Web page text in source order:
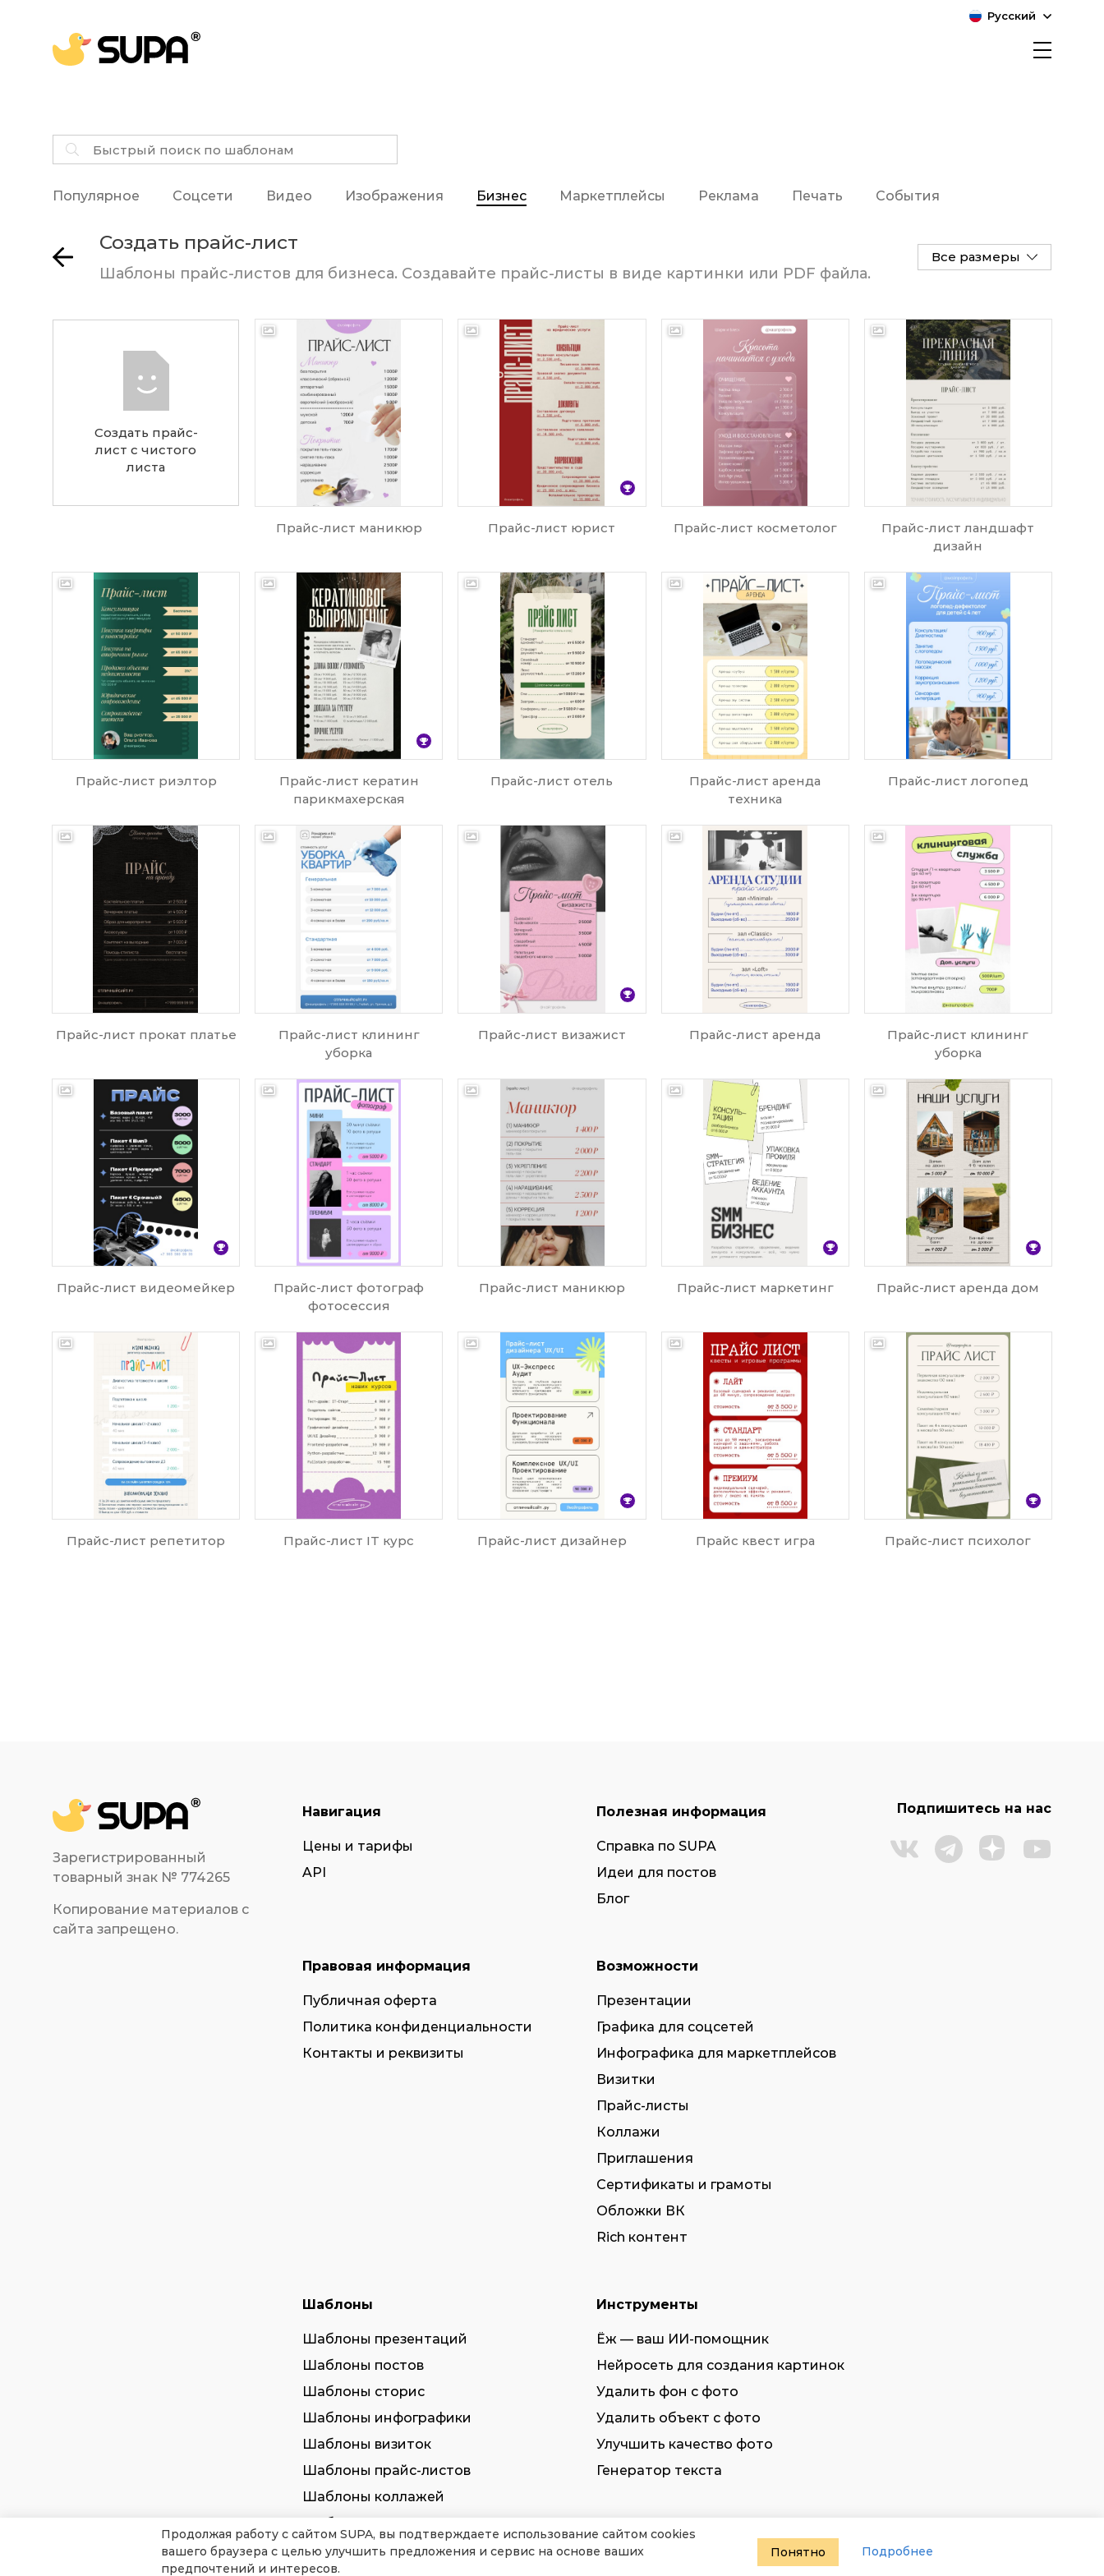
Русский
Популярное Соцсети Видео Изображения Бизнес Маркетплейсы Реклама Печать События
Создать прайс-лист
Шаблоны прайс-листов для бизнеса. Создавайте прайс-листы в виде картинки или PDF файла.
Все размеры
Создать прайс-
лист с чистого
листа
Прайс-лист маникюр Прайс-лист юрист Прайс-лист косметолог
Прайс-лист ландшафт
дизайн
Прайс-лист риэлтор
Прайс-лист кератин
парикмахерская
Прайс-лист отель
Прайс-лист аренда
техника
Прайс-лист логопед
Прайс-лист прокат платье
Прайс-лист клининг
уборка
Прайс-лист визажист Прайс-лист аренда
Прайс-лист клининг
уборка
Прайс-лист видеомейкер
Прайс-лист фотограф
фотосессия
Прайс-лист маникюр Прайс-лист маркетинг Прайс-лист аренда дом
Прайс-лист репетитор Прайс-лист IT курс Прайс-лист дизайнер Прайс квест игра Прайс-лист психолог
Зарегистрированный
товарный знак № 774265
Копирование материалов с
сайта запрещено.
Навигация
Цены и тарифы
API
Полезная информация
Справка по SUPA
Идеи для постов
Блог
Правовая информация
Публичная оферта
Политика конфиденциальности
Контакты и реквизиты
Возможности
Презентации
Графика для соцсетей
Инфографика для маркетплейсов
Визитки
Прайс-листы
Коллажи
Приглашения
Сертификаты и грамоты
Обложки ВК
Rich контент
Шаблоны
Шаблоны презентаций
Шаблоны постов
Шаблоны сторис
Шаблоны инфографики
Шаблоны визиток
Шаблоны прайс-листов
Шаблоны коллажей
Шаблоны мокапов
Инструменты
Ёж — ваш ИИ-помощник
Нейросеть для создания картинок
Удалить фон с фото
Удалить объект с фото
Улучшить качество фото
Генератор текста
Подпишитесь на нас
Продолжая работу с сайтом SUPA, вы подтверждаете использование сайтом cookies
вашего браузера с целью улучшить предложения и сервис на основе ваших
предпочтений и интересов.
Понятно Подробнее